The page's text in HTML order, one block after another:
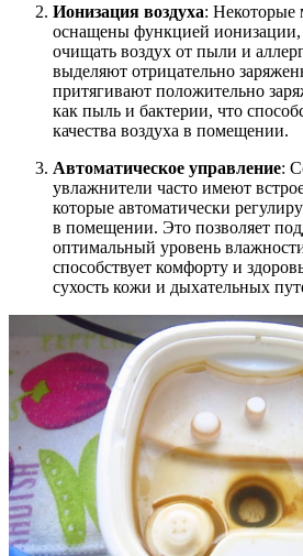
Ионизация воздуха: Некоторые
оснащены функцией ионизации,
очищать воздух от пыли и
выделяют отрицательно
притягивают положительно
как пыль и бактерии, что
качества воздуха в помещении.
Автоматическое управление:
увлажнители часто имеют
которые автоматически
в помещении. Это позволяет
оптимальный уровень
способствует комфорту и
сухость кожи и дыхательных